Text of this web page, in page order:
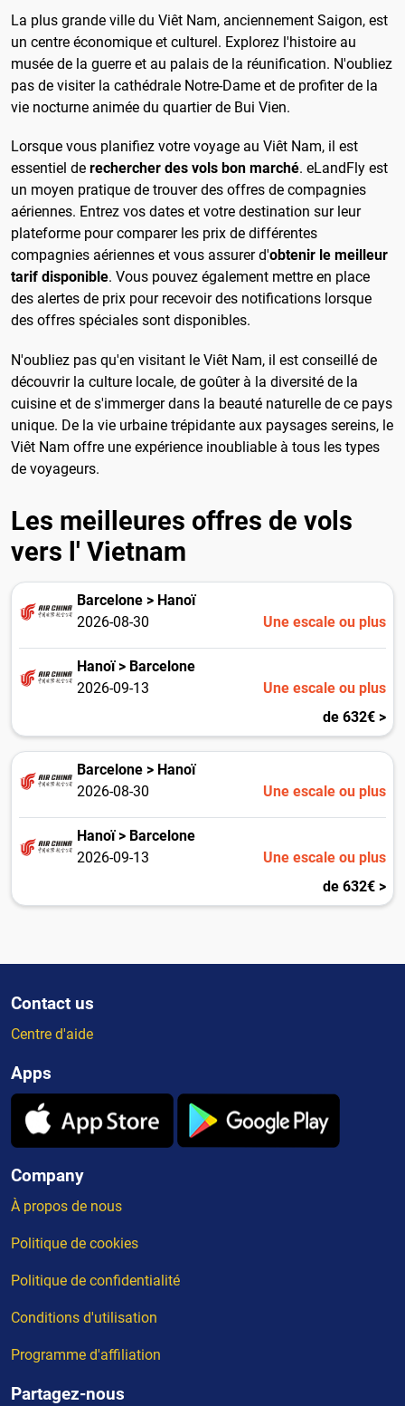
La plus grande ville du Viêt Nam, anciennement Saigon, est
un centre économique et culturel. Explorez l'histoire au
musée de la guerre et au palais de la réunification. N'oubliez
pas de visiter la cathédrale Notre-Dame et de profiter de la
vie nocturne animée du quartier de Bui Vien.
Lorsque vous planifiez votre voyage au Viêt Nam, il est
essentiel de rechercher des vols bon marché. eLandFly est
un moyen pratique de trouver des offres de compagnies
aériennes. Entrez vos dates et votre destination sur leur
plateforme pour comparer les prix de différentes
compagnies aériennes et vous assurer d'obtenir le meilleur
tarif disponible. Vous pouvez également mettre en place
des alertes de prix pour recevoir des notifications lorsque
des offres spéciales sont disponibles.
N'oubliez pas qu'en visitant le Viêt Nam, il est conseillé de
découvrir la culture locale, de goûter à la diversité de la
cuisine et de s'immerger dans la beauté naturelle de ce pays
unique. De la vie urbaine trépidante aux paysages sereins, le
Viêt Nam offre une expérience inoubliable à tous les types
de voyageurs.
Les meilleures offres de vols
vers l' Vietnam
Barcelone > Hanoï
2026-08-30
Une escale ou plus
Hanoï > Barcelone
2026-09-13
Une escale ou plus
de 632€ >
Barcelone > Hanoï
2026-08-30
Une escale ou plus
Hanoï > Barcelone
2026-09-13
Une escale ou plus
de 632€ >
Contact us
Centre d'aide
Apps
Company
À propos de nous
Politique de cookies
Politique de confidentialité
Conditions d'utilisation
Programme d'affiliation
Partagez-nous